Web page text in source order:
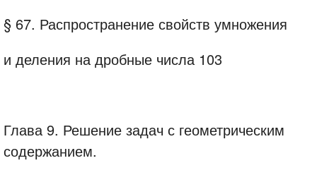
§ 67. Распространение свойств умножения
и деления на дробные числа 103
Глава 9. Решение задач с геометрическим
содержанием.